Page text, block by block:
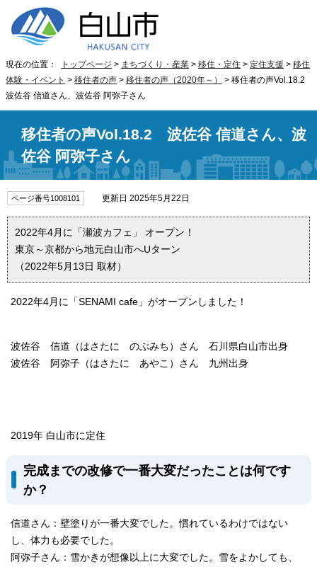
現在の位置： トップページ > まちづくり・産業 > 移住・定住 > 定住支援 > 移住
体験・イベント > 移住者の声 > 移住者の声（2020年～）
> 移住者の声Vol.18.2
波佐谷 信道さん、波佐谷 阿弥子さん
移住者の声Vol.18.2 波佐谷 信道さん、波
佐谷 阿弥子さん
ページ番号1008101 更新日 2025年5月22日
2022年4月に「瀬波カフェ」 オープン！
東京～京都から地元白山市へUターン
（2022年5月13日 取材）
2022年4月に「SENAMI cafe」がオープンしました！
波佐谷 信道（はさたに のぶみち）さん 石川県白山市出身
波佐谷 阿弥子（はさたに あやこ）さん 九州出身
2019年 白山市に定住
完成までの改修で一番大変だったことは何です
か？
信道さん：壁塗りが一番大変でした。慣れているわけではない
し、体力も必要でした。
阿弥子さん：雪かきが想像以上に大変でした。雪をよかしても、